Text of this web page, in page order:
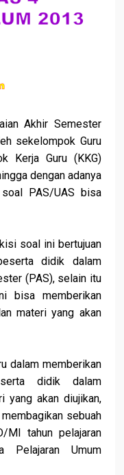
Akhir Semester
sekelompok Guru
Kerja Guru (KKG)
dengan adanya
PAS/UAS bisa
soal ini bertujuan
didik dalam
(PAS), selain itu
bisa memberikan
materi yang akan
dalam memberikan
didik dalam
yang akan diujikan,
sebuah
tahun pelajaran
Pelajaran Umum